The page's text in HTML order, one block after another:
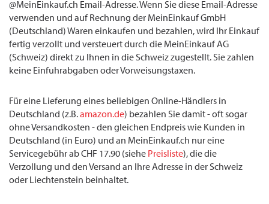
@MeinEinkauf.ch Email-Adresse. Wenn Sie diese Email-Adresse
verwenden und auf Rechnung der MeinEinkauf GmbH
(Deutschland) Waren einkaufen und bezahlen, wird Ihr Einkauf
fertig verzollt und versteuert durch die MeinEinkauf AG
(Schweiz) direkt zu Ihnen in die Schweiz zugestellt. Sie zahlen
keine Einfuhrabgaben oder Vorweisungstaxen.
Für eine Lieferung eines beliebigen Online-Händlers in
Deutschland (z.B.amazon.de) bezahlen Sie damit - oft sogar
ohne Versandkosten - den gleichen Endpreis wie Kunden in
Deutschland (in Euro) und an MeinEinkauf.ch nur eine
Servicegebühr ab CHF 17.90 (siehe Preisliste), die die
Verzollung und den Versand an Ihre Adresse in der Schweiz
oder Liechtenstein beinhaltet.